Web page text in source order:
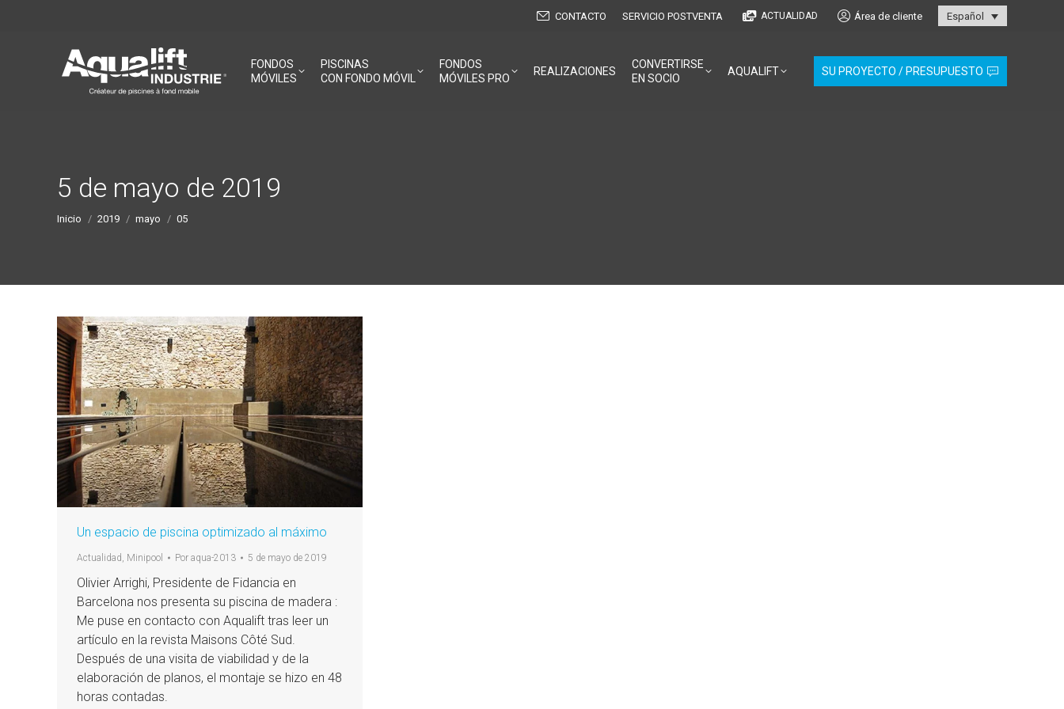
CONTACTO SERVICIO POSTVENTA ACTUALIDAD Área de cliente Español
FONDOS
MÓVILES
PISCINAS
CON FONDO MÓVIL
FONDOS
MÓVILES PRO
REALIZACIONES
CONVERTIRSE
EN SOCIO
AQUALIFT SU PROYECTO / PRESUPUESTO
5 de mayo de 2019
Estás aquí:
Inicio 2019 mayo 05
Un espacio de piscina optimizado al máximo
Actualidad, Minipool Por aqua-2013 5 de mayo de 2019
Olivier Arrighi, Presidente de Fidancia en
Barcelona nos presenta su piscina de madera :
Me puse en contacto con Aqualift tras leer un
artículo en la revista Maisons Côté Sud.
Después de una visita de viabilidad y de la
elaboración de planos, el montaje se hizo en 48
horas contadas.